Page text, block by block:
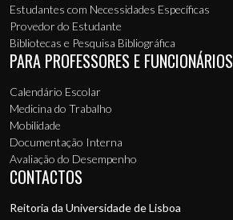
Estudantes com Necessidades Específicas
Provedor do Estudante
Bibliotecas e Pesquisa Bibliográfica
PARA PROFESSORES E FUNCIONÁRIOS
Calendário Escolar
Medicina do Trabalho
Mobilidade
Documentação Interna
Avaliação do Desempenho
CONTACTOS
Reitoria da Universidade de Lisboa